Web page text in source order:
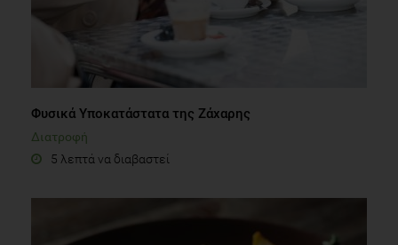
Φυσικά Υποκατάστατα της Ζάχαρης
Διατροφή
5 λεπτά να διαβαστεί